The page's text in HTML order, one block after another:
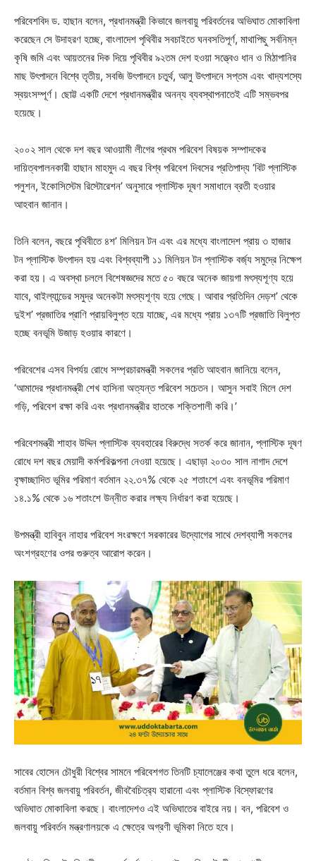
পরিবেশবিদ ড. হাছান বলেন, প্রধানমন্ত্রী কিভাবে জলবায়ু পরিবর্তনের অভিঘাত মোকাবিলা
করেছেন সে উদাহরণ হচ্ছে, বাংলাদেশ পৃথিবীর সবচাইতে ঘনবসতিপূর্ণ, মাথাপিছু সর্বনিম্ন
কৃষি জমি এবং আয়তনের দিক দিয়ে পৃথিবীর ৯২তম দেশ হওয়া সত্ত্বেও ধান ও মিঠাপানির
মাছ উৎপাদনে বিশ্বে তৃতীয়, সবজি উৎপাদনে চতুর্থ, আলু উৎপাদনে সপ্তম এবং খাদ্যশস্যে
স্বয়ংসম্পূর্ণ। ছোট্ট একটি দেশে প্রধানমন্ত্রীর অনন্য ব্যবস্থাপনাতেই এটি সম্ভবপর
হয়েছে।
২০০২ সাল থেকে দশ বছর আওয়ামী লীগের প্রথম পরিবেশ বিষয়ক সম্পাদকের
দায়িত্বপালনকারী হাছান মাহমুদ এ বছর বিশ্ব পরিবেশ দিবসের প্রতিপাদ্য ‘বিট প্লাস্টিক
পলুশন, ইকোসিস্টেম রিস্টোরেশন’ অনুসারে প্লাস্টিক দূষণ সমাধানে ব্রতী হওয়ার
আহবান জানান।
তিনি বলেন, বছরে পৃথিবীতে ৪শ’ মিলিয়ন টন এবং এর মধ্যে বাংলাদেশ প্রায় ৩ হাজার
টন প্লাস্টিক উৎপাদন হয় এবং বিশ্বব্যাপী ১১ মিলিয়ন টন প্লাস্টিক বর্জ্য সমুদ্রে নিক্ষেপ
করা হয়। এ অবস্থা চললে বিশেষজ্ঞদের মতে ৫০ বছরে অনেক জায়গা মৎস্যশূণ্য হয়ে
যাবে, থাইল্যান্ডের সমুদ্র অনেকটা মৎস্যশূণ্য হয়ে গেছে। আবার প্রতিদিন দেড়শ’ থেকে
দুইশ’ প্রজাতির প্রাণি প্রায়বিলুপ্ত হয়ে যাচ্ছে, এর মধ্যে প্রায় ১৩৭টি প্রজাতি বিলুপ্ত
হচ্ছে বনভূমি উজাড় হওয়ার কারণে।
পরিবেশের এসব বিপর্যয় রোধে সম্প্রচারমন্ত্রী সকলের প্রতি আহবান জানিয়ে বলেন,
‘আমাদের প্রধানমন্ত্রী শেখ হাসিনা অত্যন্ত পরিবেশ সচেতন। আসুন সবাই মিলে দেশ
গড়ি, পরিবেশ রক্ষা করি এবং প্রধানমন্ত্রীর হাতকে শক্তিশালী করি।’
পরিবেশমন্ত্রী শাহাব উদ্দিন প্লাস্টিক ব্যবহারের বিরুদ্ধে সতর্ক করে জানান, প্লাস্টিক দূষণ
রোধে দশ বছর মেয়াদী কর্মপরিকল্পনা নেওয়া হয়েছে। এছাড়া ২০৩০ সাল নাগাদ দেশে
বৃক্ষাচ্ছাদিত ভূমির পরিমাণ বর্তমান ২২.৩৭% থেকে ২৫ শতাংশে এবং বনভূমির পরিমাণ
১৪.১% থেকে ১৬ শতাংশে উন্নীত করার লক্ষ্য নির্ধারণ করা হয়েছে।
উপমন্ত্রী হাবিবুন নাহার পরিবেশ সংরক্ষণে সরকারের উদ্যোগের সাথে দেশব্যাপী সকলের
অংশগ্রহণের ওপর গুরুত্ব আরোপ করেন।
সাবের হোসেন চৌধুরী বিশ্বের সামনে পরিবেশগত তিনটি চ্যালেঞ্জের কথা তুলে ধরে বলেন,
বর্তমান বিশ্ব জলবায়ু পরিবর্তন, জীববৈচিত্র‍্য হারানো এবং প্লাস্টিক বিস্ফোরণের
অভিঘাত মোকাবিলা করছে। বাংলাদেশও এই অভিঘাতের বাইরে নয়। বন, পরিবেশ ও
জলবায়ু পরিবর্তন মন্ত্রণালয়কে এ ক্ষেত্রে অগ্রণী ভূমিকা নিতে হবে।